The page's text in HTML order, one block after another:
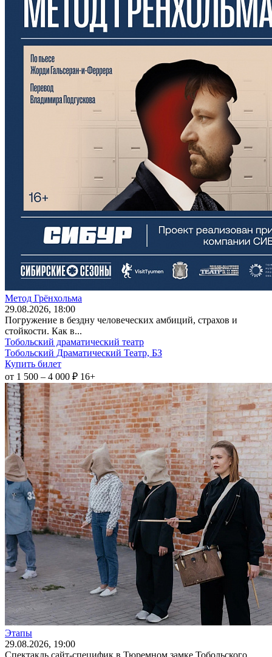
Метод Грёнхольма
29.08.2026, 18:00
Погружение в бездну человеческих амбиций, страхов и
стойкости. Как в...
Тобольский драматический театр
Тобольский Драматический Театр, БЗ
Купить билет
от 1 500 – 4 000 ₽ 16+
Этапы
29.08.2026, 19:00
Спектакль сайт-специфик в Тюремном замке Тобольского